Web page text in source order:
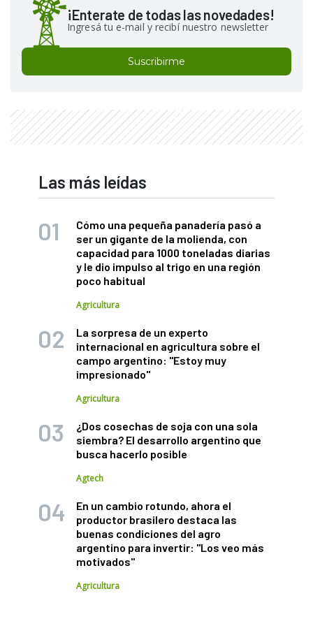
¡Enterate de todas las novedades!
Ingresá tu e-mail y recibí nuestro newsletter
Suscribirme
Las más leídas
Cómo una pequeña panadería pasó a
ser un gigante de la molienda, con
capacidad para 1000 toneladas diarias
y le dio impulso al trigo en una región
poco habitual
Agricultura
La sorpresa de un experto
internacional en agricultura sobre el
campo argentino: "Estoy muy
impresionado"
Agricultura
¿Dos cosechas de soja con una sola
siembra? El desarrollo argentino que
busca hacerlo posible
Agtech
En un cambio rotundo, ahora el
productor brasilero destaca las
buenas condiciones del agro
argentino para invertir: "Los veo más
motivados"
Agricultura